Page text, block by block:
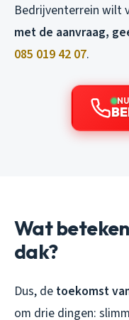
Bedrijventerrein wilt
met de aanvraag,
085 019 42 07.
Wat
dak?
Dus, de toekomst
om drie dingen: